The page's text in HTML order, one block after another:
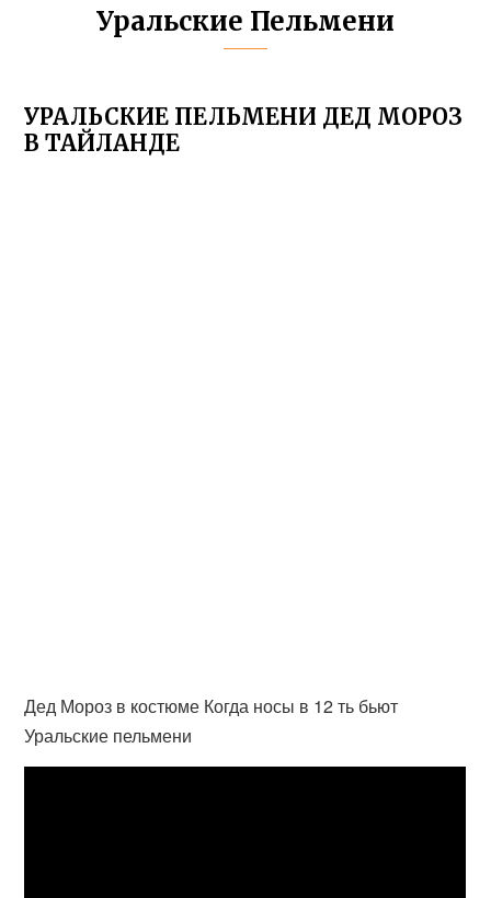
Уральские Пельмени
УРАЛЬСКИЕ ПЕЛЬМЕНИ ДЕД МОРОЗ
В ТАЙЛАНДЕ
Дед Мороз в костюме Когда носы в 12 ть бьют
Уральские пельмени